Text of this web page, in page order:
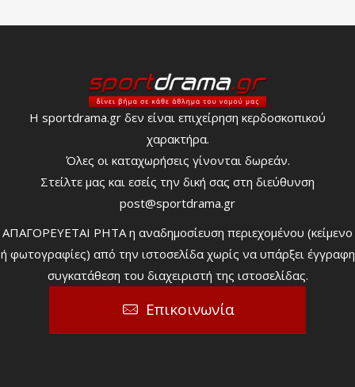
Η sportdrama.gr δεν είναι επιχείρηση κερδοσκοπικού
χαρακτήρα.
Όλες οι καταχωρήσεις γίνονται δωρεάν.
Στείλτε μας και εσείς την δική σας στη διεύθυνση
post@sportdrama.gr
ΑΠΑΓΟΡΕΥΕΤΑΙ ΡΗΤΑ η αναδημοσίευση περιεχομένου (κείμενο
ή φωτογραφίες) από την ιστοσελίδα χωρίς να υπάρξει έγγραφη
συγκατάθεση του διαχειριστή της ιστοσελίδας.
Επικοινωνία